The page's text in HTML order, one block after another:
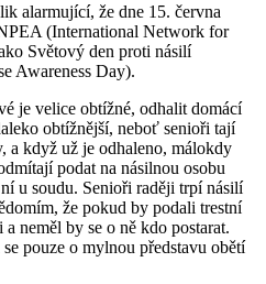
alarmující, že dne 15. června
(International Network for
Světový den proti násilí
Awareness Day).
je velice obtížné, odhalit domácí
obtížnější, neboť senioři tají
a když už je odhaleno, málokdy
podat na násilnou osobu
u soudu. Senioři raději trpí násilí
že pokud by podali trestní
neměl by se o ně kdo postarat.
pouze o mylnou představu obětí